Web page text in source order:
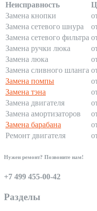
Неисправность
Замена кнопки
Замена сетевого шнура
Замена сетевого фильтра
Замена ручки люка
Замена люка
Замена сливного шланга
Замена помпы
Замена тэна
Замена двигателя
Замена амортизаторов
Замена барабана
Ремонт двигателя
Нужен ремонт? Позвоните нам!
+7 499 455-00-42
Разделы